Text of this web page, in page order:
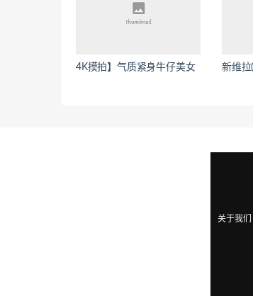
4K摸拍】气质紧身牛仔美女 新维拉
关于我们